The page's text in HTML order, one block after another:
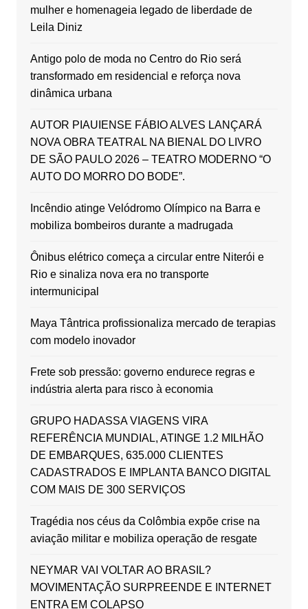
mulher e homenageia legado de liberdade de
Leila Diniz
Antigo polo de moda no Centro do Rio será
transformado em residencial e reforça nova
dinâmica urbana
AUTOR PIAUIENSE FÁBIO ALVES LANÇARÁ
NOVA OBRA TEATRAL NA BIENAL DO LIVRO
DE SÃO PAULO 2026 – TEATRO MODERNO “O
AUTO DO MORRO DO BODE”.
Incêndio atinge Velódromo Olímpico na Barra e
mobiliza bombeiros durante a madrugada
Ônibus elétrico começa a circular entre Niterói e
Rio e sinaliza nova era no transporte
intermunicipal
Maya Tântrica profissionaliza mercado de terapias
com modelo inovador
Frete sob pressão: governo endurece regras e
indústria alerta para risco à economia
GRUPO HADASSA VIAGENS VIRA
REFERÊNCIA MUNDIAL, ATINGE 1.2 MILHÃO
DE EMBARQUES, 635.000 CLIENTES
CADASTRADOS E IMPLANTA BANCO DIGITAL
COM MAIS DE 300 SERVIÇOS
Tragédia nos céus da Colômbia expõe crise na
aviação militar e mobiliza operação de resgate
NEYMAR VAI VOLTAR AO BRASIL?
MOVIMENTAÇÃO SURPREENDE E INTERNET
ENTRA EM COLAPSO